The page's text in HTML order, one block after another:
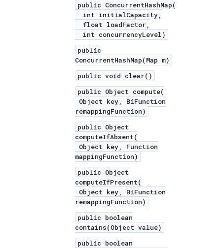
public ConcurrentHashMap(
int initialCapacity,
float loadFactor,
int concurrencyLevel)
public
ConcurrentHashMap(Map m)
public void clear()
public Object compute(
Object key, BiFunction
remappingFunction)
public Object
computeIfAbsent(
Object key, Function
mappingFunction)
public Object
computeIfPresent(
Object key, BiFunction
remappingFunction)
public boolean
contains(Object value)
public boolean